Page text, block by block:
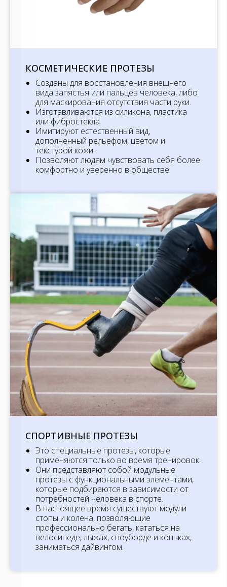
Ваш регион:Махачкала?
Выбрать
КОСМЕТИЧЕСКИЕ ПРОТЕЗЫ
Созданы для восстановления внешнего
вида запястья или пальцев человека, либо
для маскирования отсутствия части руки.
Изготавливаются из силикона, пластика
или фибростекла
Имитируют естественный вид,
дополненный рельефом, цветом и
текстурой кожи.
Позволяют людям чувствовать себя более
комфортно и уверенно в обществе.
СПОРТИВНЫЕ ПРОТЕЗЫ
Это специальные протезы, которые
применяются только во время тренировок.
Они представляют собой модульные
протезы с функциональными элементами,
которые подбираются в зависимости от
потребностей человека в спорте.
В настоящее время существуют модули
стопы и колена, позволяющие
профессионально бегать, кататься на
велосипеде, лыжах, сноуборде и коньках,
заниматься дайвингом.